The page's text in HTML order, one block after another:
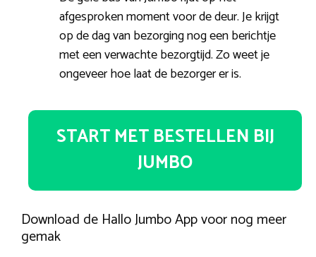
afgesproken moment voor de deur. Je krijgt
op de dag van bezorging nog een berichtje
met een verwachte bezorgtijd. Zo weet je
ongeveer hoe laat de bezorger er is.
START MET BESTELLEN BIJ
JUMBO
Download de Hallo Jumbo App voor nog meer
gemak